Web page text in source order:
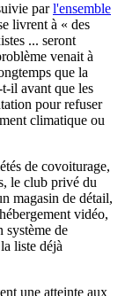
parl'ensemble
livrent à « des
... seront
venait à
que la
il avant que les
pour refuser
climatique ou
de covoiturage,
le club privé du
magasin de détail,
vidéo,
système de
liste déjà
une atteinte aux